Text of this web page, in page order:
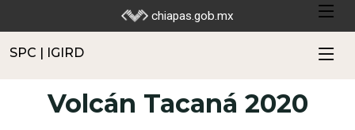
chiapas.gob.mx
SPC | IGIRD
Volcán Tacaná 2020